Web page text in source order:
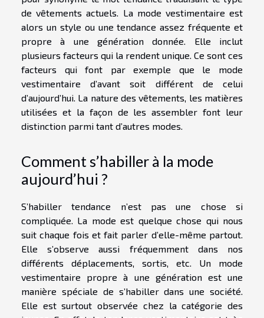
de vêtements actuels. La mode vestimentaire est
alors un style ou une tendance assez fréquente et
propre à une génération donnée. Elle inclut
plusieurs facteurs qui la rendent unique. Ce sont ces
facteurs qui font par exemple que le mode
vestimentaire d’avant soit différent de celui
d’aujourd’hui. La nature des vêtements, les matières
utilisées et la façon de les assembler font leur
distinction parmi tant d’autres modes.
Comment s’habiller à la mode
aujourd’hui ?
S’habiller tendance n’est pas une chose si
compliquée. La mode est quelque chose qui nous
suit chaque fois et fait parler d’elle-même partout.
Elle s’observe aussi fréquemment dans nos
différents déplacements, sortis, etc. Un mode
vestimentaire propre à une génération est une
manière spéciale de s’habiller dans une société.
Elle est surtout observée chez la catégorie des